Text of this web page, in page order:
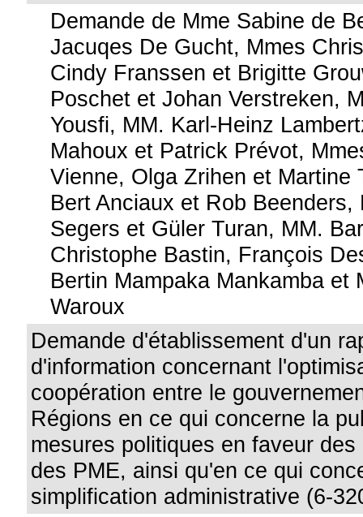
Demande de Mme Sabine de
Jacuqes De Gucht, Mmes
Cindy Franssen et Brigitte
Poschet et Johan Verstreken,
Yousfi, MM. Karl-Heinz
Mahoux et Patrick Prévot,
Vienne, Olga Zrihen et Martine
Bert Anciaux et Rob Beenders,
Segers et Güler Turan, MM.
Christophe Bastin, François
Bertin Mampaka Mankamba et
Waroux
Demande d'établissement d'un
d'information concernant
coopération entre le
Régions en ce qui concerne la
mesures politiques en faveur
des PME, ainsi qu'en ce qui
simplification administrative (6-